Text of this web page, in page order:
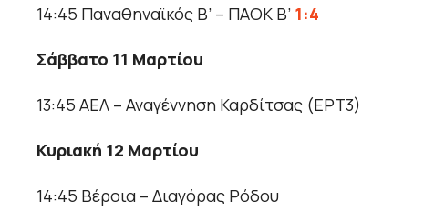
14:45 Παναθηναϊκός Β’ – ΠΑΟΚ Β’ 1:4
Σάββατο 11 Μαρτίου
13:45 ΑΕΛ – Αναγέννηση Καρδίτσας (ΕΡΤ3)
Κυριακή 12 Μαρτίου
14:45 Βέροια – Διαγόρας Ρόδου